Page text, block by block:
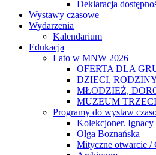
Deklaracja
Wystawy czasowe
Wydarzenia
Kalendarium
Edukacja
Lato w MNW 2026
OFERTA DLA
DZIECI,
MŁODZIEŻ,
MUZEUM
Programy do wystaw
Kolekcjoner.
Olga Boznańska
Mityczne otwarcie /